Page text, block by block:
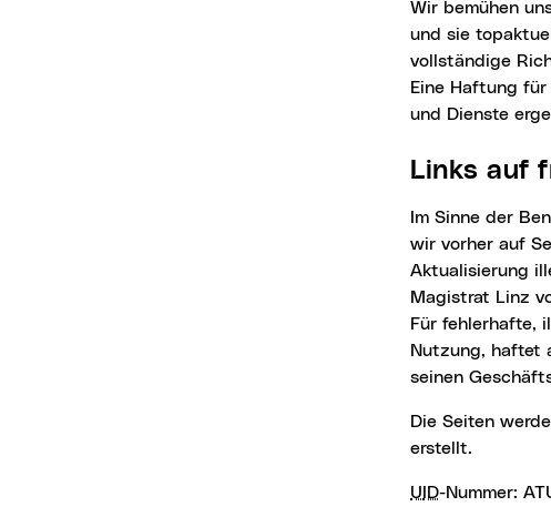
Wir bemühen uns, alle veröffentlichten Inhalte so gründlich wie möglich zu recherchieren
und sie
vollständige
Eine Haftung
und Dienste
Links auf
wir vorher auf
Aktualisierung
Magistrat Linz
Für fehlerhafte,
Nutzung, haftet
seinen
Die Seiten werden mit dem Content Management System Open Text Web Solutions
erstellt.
UID-Nummer: